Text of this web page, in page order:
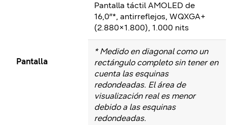
Pantalla
Pantalla táctil AMOLED de
16,0″*, antirreflejos, WQXGA+
(2.880×1.800), 1.000 nits
* Medido en diagonal como un
rectángulo completo sin tener en
cuenta las esquinas
redondeadas. El área de
visualización real es menor
debido a las esquinas
redondeadas.